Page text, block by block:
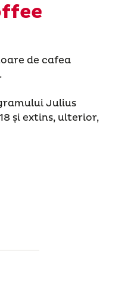
de cafea
Julius
și extins, ulterior,